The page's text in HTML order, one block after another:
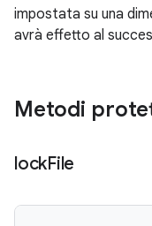
impostata su una
avrà effetto al
Metodi
lockFile